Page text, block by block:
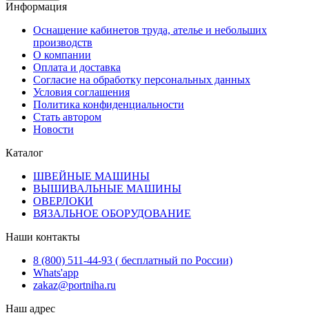
Информация
Оснащение кабинетов труда, ателье и небольших
производств
О компании
Оплата и доставка
Согласие на обработку персональных данных
Условия соглашения
Политика конфиденциальности
Стать автором
Новости
Каталог
ШВЕЙНЫЕ МАШИНЫ
ВЫШИВАЛЬНЫЕ МАШИНЫ
ОВЕРЛОКИ
ВЯЗАЛЬНОЕ ОБОРУДОВАНИЕ
Наши контакты
8 (800) 511-44-93 ( бесплатный по России)
Whats'app
zakaz@portniha.ru
Наш адрес